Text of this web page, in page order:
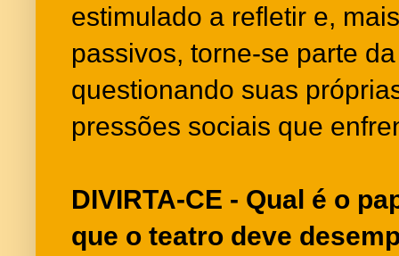
estimulado a refletir e,
passivos, torne-se parte
questionando suas
pressões sociais que
DIVIRTA-CE - Qual é o
que o teatro deve